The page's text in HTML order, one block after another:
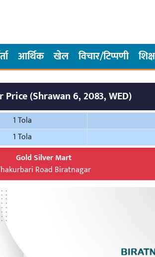
आर्थिक खेल विचार/टिप्पणी
Price (Shrawan 6, 2083, WED)
1 Tola
1 Tola
Gold Silver Mart
Road Biratnagar